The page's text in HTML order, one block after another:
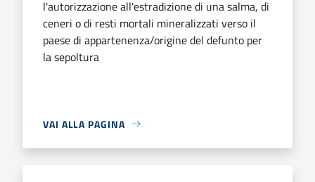
l'autorizzazione all'estradizione di una salma, di
ceneri o di resti mortali mineralizzati verso il
paese di appartenenza/origine del defunto per
la sepoltura
VAI ALLA PAGINA